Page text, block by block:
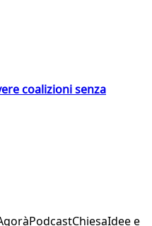
coalizioni senza
PodcastChiesaIdee e